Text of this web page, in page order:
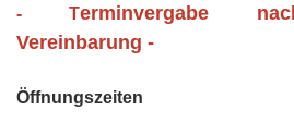
- Terminvergabe
Vereinbarung -
Öffnungszeiten